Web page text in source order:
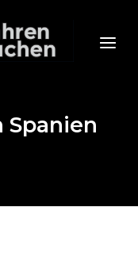
Menu
Spanien